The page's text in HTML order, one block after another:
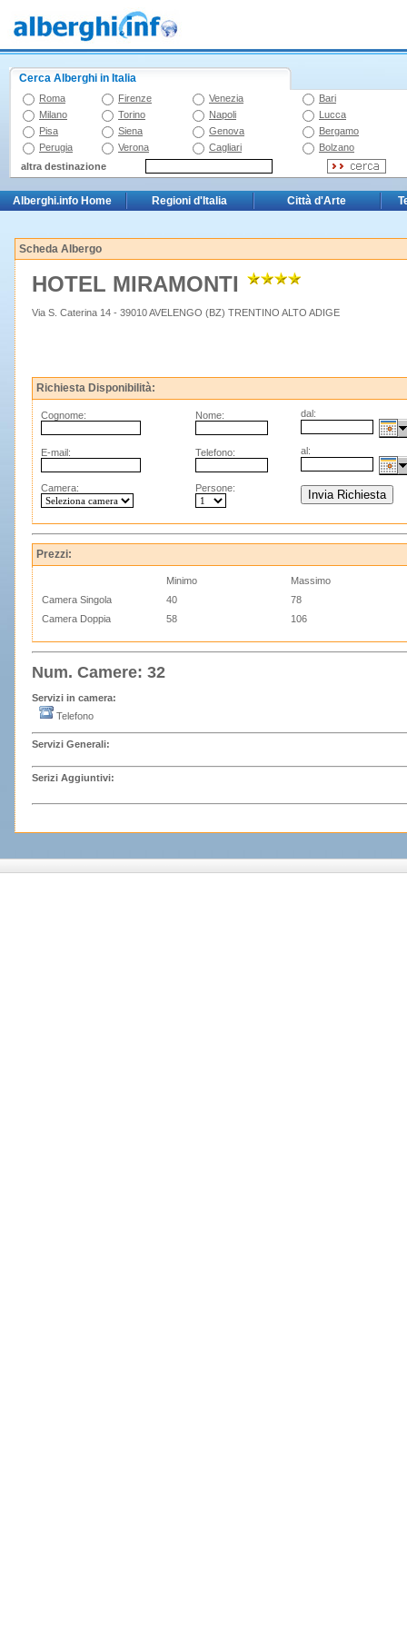
Cerca Alberghi in Italia
Roma Firenze Venezia
Bari
Milano
Torino Napoli
Lucca
Pisa
Siena Genova
Bergamo
Perugia
Verona Cagliari
Bolzano
altra destinazione
Alberghi.info Home Regioni d'Italia Città d'Arte
Scheda Albergo
HOTEL MIRAMONTI
Via S. Caterina 14 - 39010 AVELENGO (BZ) TRENTINO ALTO ADIGE
Richiesta Disponibilità:
Cognome: Nome: dal:
E-mail: Telefono: al:
Camera: Persone:
Prezzi:
Minimo
Massimo
Camera Singola
40
78
Camera Doppia
58 106
Num. Camere: 32
Servizi in camera:
Telefono
Servizi Generali:
Serizi Aggiuntivi: